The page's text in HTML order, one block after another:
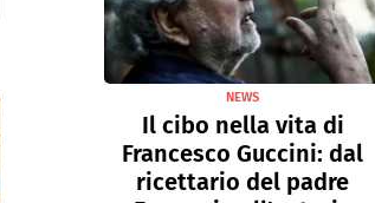
NEWS
Il cibo nella vita di
Francesco Guccini: dal
ricettario del padre